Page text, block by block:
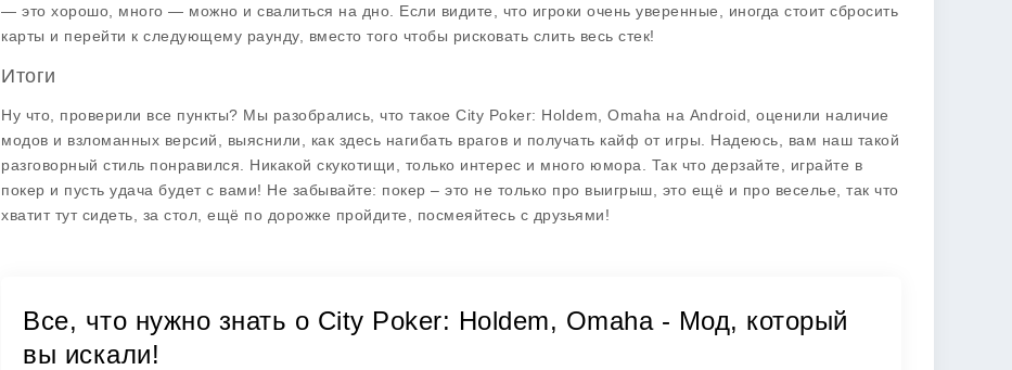
— это хорошо, много — можно и свалиться на дно. Если видите, что игроки очень уверенные, иногда стоит сбросить
карты и перейти к следующему раунду, вместо того чтобы рисковать слить весь стек!
Итоги
Ну что, проверили все пункты? Мы разобрались, что такое City Poker: Holdem, Omaha на Android, оценили наличие
модов и взломанных версий, выяснили, как здесь нагибать врагов и получать кайф от игры. Надеюсь, вам наш такой
разговорный стиль понравился. Никакой скукотищи, только интерес и много юмора. Так что дерзайте, играйте в
покер и пусть удача будет с вами! Не забывайте: покер – это не только про выигрыш, это ещё и про веселье, так что
хватит тут сидеть, за стол, ещё по дорожке пройдите, посмеяйтесь с друзьями!
Все, что нужно знать о City Poker: Holdem, Omaha - Мод, который
вы искали!